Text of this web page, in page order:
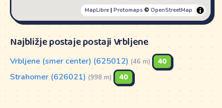
MapLibre| Protomaps© OpenStreetMap
Najbližje postaje postaji Vrbljene
Vrbljene (smer center) (625012) (46 m) 40
Strahomer (626021) (998 m) 40